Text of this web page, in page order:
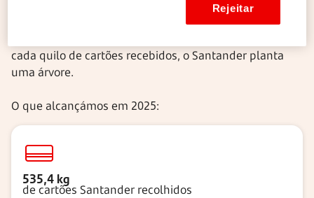
Quando a validade do seu cartão terminar, recicle-o
cada quilo de cartões recebidos, o Santander planta
uma árvore.
O que alcançámos em 2025:
535,4 kg
de cartões Santander recolhidos
Rejeitar